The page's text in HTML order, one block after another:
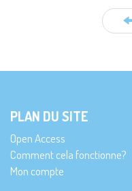
PLAN DU SITE
Open Access
Comment cela fonctionne?
Mon compte